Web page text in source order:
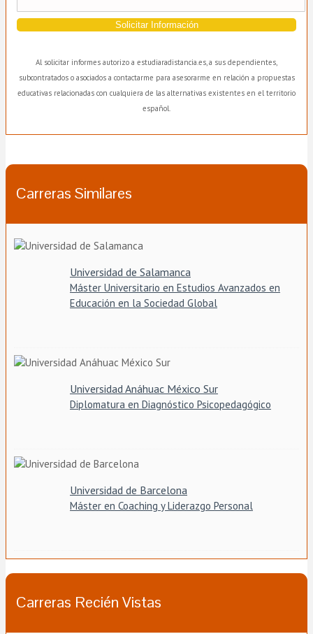
Solicitar Información
Al solicitar informes autorizo a estudiaradistancia.es, a sus dependientes,
subcontratados o asociados a contactarme para asesorarme en relación a propuestas
educativas relacionadas con cualquiera de las alternativas existentes en el territorio
español.
Carreras Similares
Universidad de Salamanca
Máster Universitario en Estudios Avanzados en
Educación en la Sociedad Global
Universidad Anáhuac México Sur
Diplomatura en Diagnóstico Psicopedagógico
Universidad de Barcelona
Máster en Coaching y Liderazgo Personal
Carreras Recién Vistas